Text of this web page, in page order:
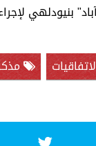
بنيودلهي